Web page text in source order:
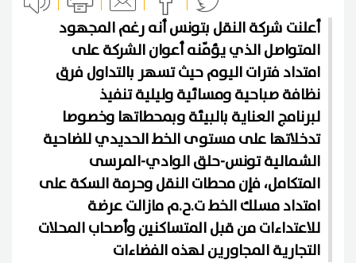
أعلنت شركة النقل بتونس أنه رغم المجهود
المتواصل الذي يؤمّنه أعوان الشركة على
امتداد فترات اليوم حيث تسهر بالتداول فرق
نظافة صباحية ومسائية وليلية تنفيذ
لبرنامج العناية بالبيئة وبمحطاتها وخصوصا
تدخلاتها على مستوى الخط الحديدي للضاحية
الشمالية تونس-حلق الوادي-المرسى
المتكامل، فإن محطات النقل وحرمة السكة على
امتداد مسلك الخط ت.ح.م مازالت عرضة
للاعتداءات من قبل المتساكنين وأصحاب المحلات
التجارية المجاورين لهذه الفضاءات